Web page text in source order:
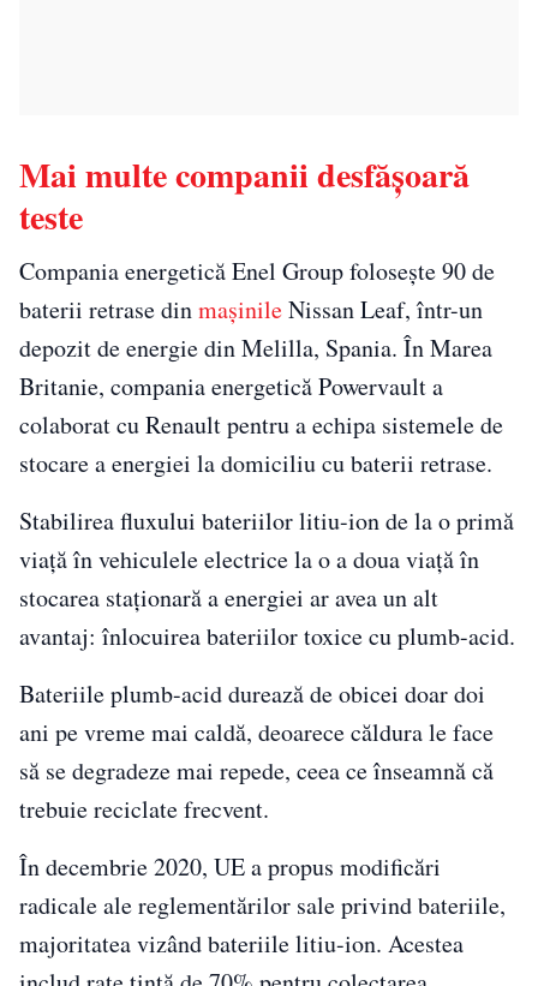
Mai multe companii desfășoară
teste
Compania energetică Enel Group folosește 90 de
baterii retrase dinmașinileNissan Leaf, într-un
depozit de energie din Melilla, Spania. În Marea
Britanie, compania energetică Powervault a
colaborat cu Renault pentru a echipa sistemele de
stocare a energiei la domiciliu cu baterii retrase.
Stabilirea fluxului bateriilor litiu-ion de la o primă
viață în vehiculele electrice la o a doua viață în
stocarea staționară a energiei ar avea un alt
avantaj: înlocuirea bateriilor toxice cu plumb-acid.
Bateriile plumb-acid durează de obicei doar doi
ani pe vreme mai caldă, deoarece căldura le face
să se degradeze mai repede, ceea ce înseamnă că
trebuie reciclate frecvent.
În decembrie 2020, UE a propus modificări
radicale ale reglementărilor sale privind bateriile,
majoritatea vizând bateriile litiu-ion. Acestea